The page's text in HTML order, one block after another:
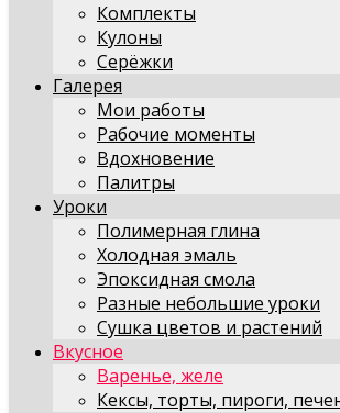
Комплекты
Кулоны
Серёжки
Галерея
Мои работы
Рабочие моменты
Вдохновение
Палитры
Уроки
Полимерная глина
Холодная эмаль
Эпоксидная смола
Разные небольшие уроки
Сушка цветов и растений
Вкусное
Варенье, желе
Кексы, торты, пироги,